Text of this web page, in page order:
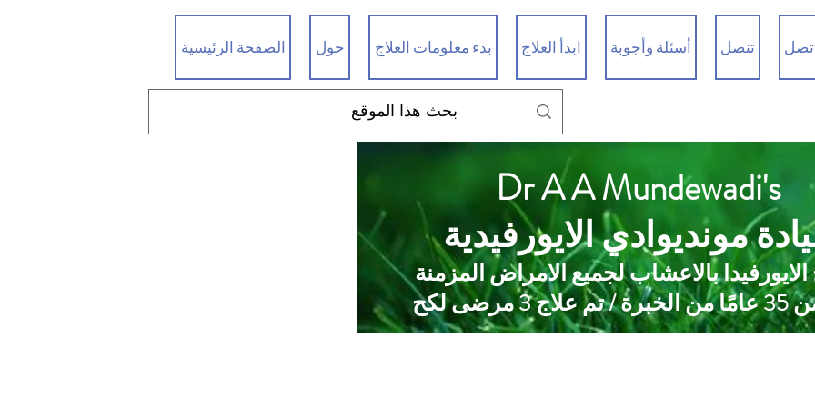
الصفحة الرئيسية حول بدء معلومات العلاج ابدأ العلاج أسئلة وأجوبة تنصل
Dr A A Mundewadi's
مونديوادي الايورفيدية
الايورفيدا بالاعشاب لجميع الامراض المزمنة
3 مرضى لكح